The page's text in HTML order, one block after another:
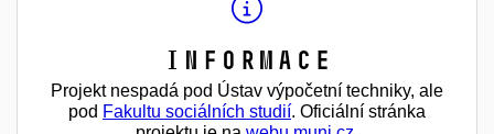
Informace
Projekt nespadá pod Ústav výpočetní techniky, ale
pod Fakultu sociálních studií. Oficiální stránka